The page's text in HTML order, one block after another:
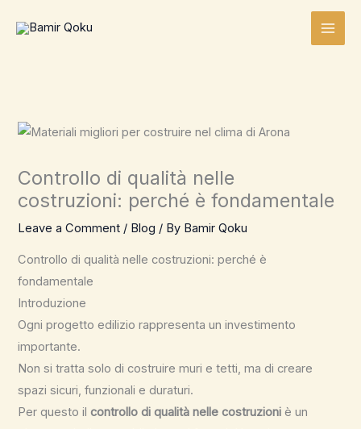
Controllo di qualità nelle
costruzioni: perché è fondamentale
Leave a Comment / Blog / By Bamir Qoku
Controllo di qualità nelle costruzioni: perché è
fondamentale
Introduzione
Ogni progetto edilizio rappresenta un investimento
importante.
Non si tratta solo di costruire muri e tetti, ma di creare
spazi sicuri, funzionali e duraturi.
Per questo ilcontrollo di qualità nelle costruzioni è un